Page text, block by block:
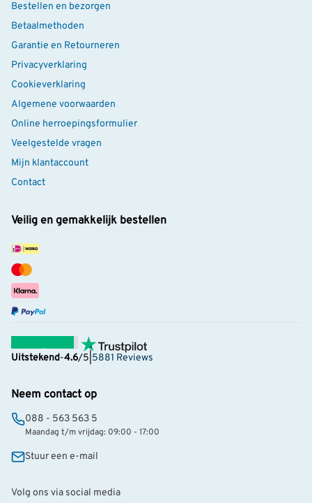
Bestellen en bezorgen
Betaalmethoden
Garantie en Retourneren
Privacyverklaring
Cookieverklaring
Algemene voorwaarden
Online herroepingsformulier
Veelgestelde vragen
Mijn klantaccount
Contact
Veilig en gemakkelijk bestellen
Uitstekend-4.6/5 5881 Reviews
Neem contact op
088 - 563 563 5
Maandag t/m vrijdag: 09:00 - 17:00
Stuur een e-mail
Volg ons via social media